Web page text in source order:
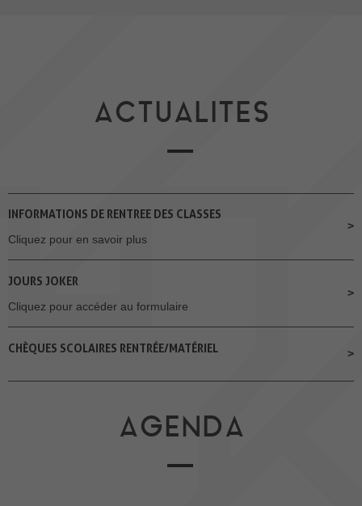
ACTUALITES
INFORMATIONS DE RENTREE DES CLASSES
Cliquez pour en savoir plus
JOURS JOKER
Cliquez pour accéder au formulaire
CHÈQUES SCOLAIRES RENTRÉE/MATÉRIEL
AGENDA